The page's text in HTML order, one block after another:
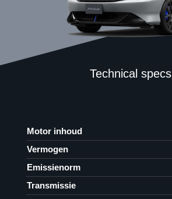
Technical specs
Motor inhoud
Vermogen
Emissienorm
Transmissie